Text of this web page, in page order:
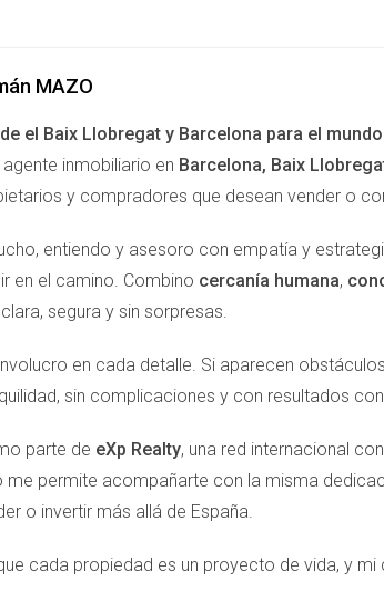
MAZO
el Baix Llobregat y Barcelona para el
inmobiliario en Barcelona, Baix
y compradores que desean vender o
entiendo y asesoro con empatía y
en el camino. Combino cercanía humana,
segura y sin sorpresas.
en cada detalle. Si aparecen
sin complicaciones y con resultados
parte de eXp Realty, una red internacional
me permite acompañarte con la misma
o invertir más allá de España.
cada propiedad es un proyecto de vida, y